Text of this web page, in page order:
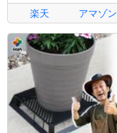
楽天 アマゾン